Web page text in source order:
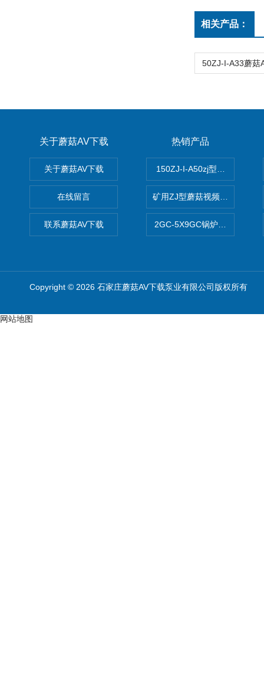
相关产品：
关于蘑菇AV下载
关于蘑菇AV下载
在线留言
联系蘑菇AV下载
热销产品
150ZJ-I-A50zj型蘑菇视频网
矿用ZJ型蘑菇视频网页版
2GC-5X9GC锅炉给水泵 给水
Copyright © 2026 石家庄蘑菇AV下载泵业有限公司版权所有
网站地图